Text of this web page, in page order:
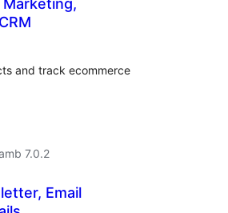
and track ecommerce
7.0.2
Email